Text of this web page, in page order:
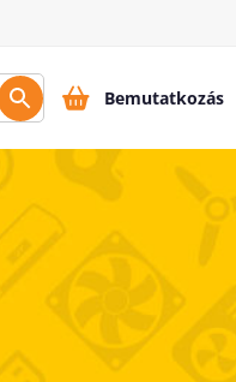
Bemutatkozás